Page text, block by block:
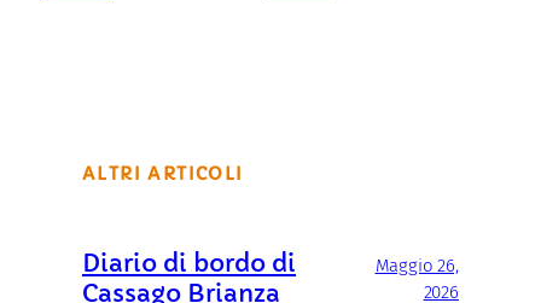
ALTRI ARTICOLI
Diario di bordo di
Cassago Brianza
Maggio 26,
2026